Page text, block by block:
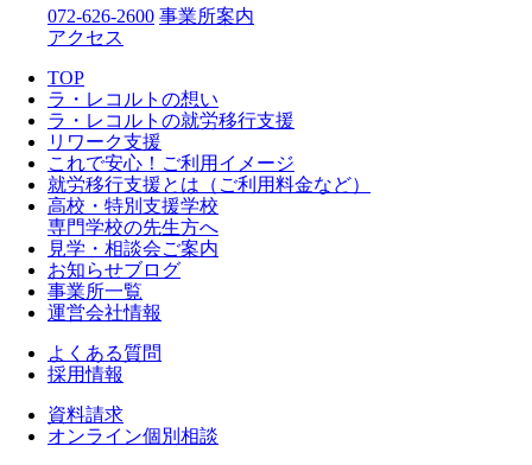
072-626-2600 事業所案内
アクセス
TOP
ラ・レコルトの想い
ラ・レコルトの就労移行支援
リワーク支援
これで安心！ご利用イメージ
就労移行支援とは（ご利用料金など）
高校・特別支援学校
専門学校の先生方へ
見学・相談会ご案内
お知らせブログ
事業所一覧
運営会社情報
よくある質問
採用情報
資料請求
オンライン個別相談